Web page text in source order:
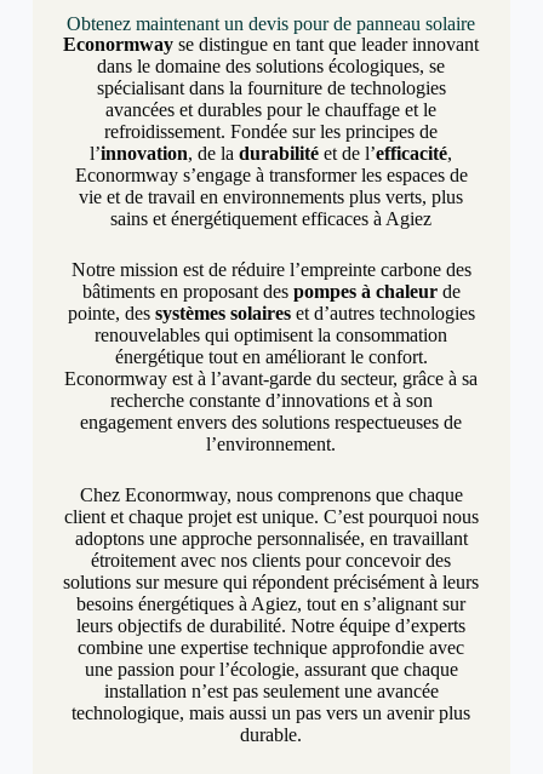
Obtenez maintenant un devis pour de panneau solaire
Econormway se distingue en tant que leader innovant
dans le domaine des solutions écologiques, se
spécialisant dans la fourniture de technologies
avancées et durables pour le chauffage et le
refroidissement. Fondée sur les principes de
l’innovation, de ladurabilité et de l’efficacité,
Econormway s’engage à transformer les espaces de
vie et de travail en environnements plus verts, plus
sains et énergétiquement efficaces à Agiez
Notre mission est de réduire l’empreinte carbone des
bâtiments en proposant des pompes à chaleurde
pointe, des systèmes solaireset d’autres technologies
renouvelables qui optimisent la consommation
énergétique tout en améliorant le confort.
Econormway est à l’avant-garde du secteur, grâce à sa
recherche constante d’innovations et à son
engagement envers des solutions respectueuses de
l’environnement.
Chez Econormway, nous comprenons que chaque
client et chaque projet est unique. C’est pourquoi nous
adoptons une approche personnalisée, en travaillant
étroitement avec nos clients pour concevoir des
solutions sur mesure qui répondent précisément à leurs
besoins énergétiques à Agiez, tout en s’alignant sur
leurs objectifs de durabilité. Notre équipe d’experts
combine une expertise technique approfondie avec
une passion pour l’écologie, assurant que chaque
installation n’est pas seulement une avancée
technologique, mais aussi un pas vers un avenir plus
durable.